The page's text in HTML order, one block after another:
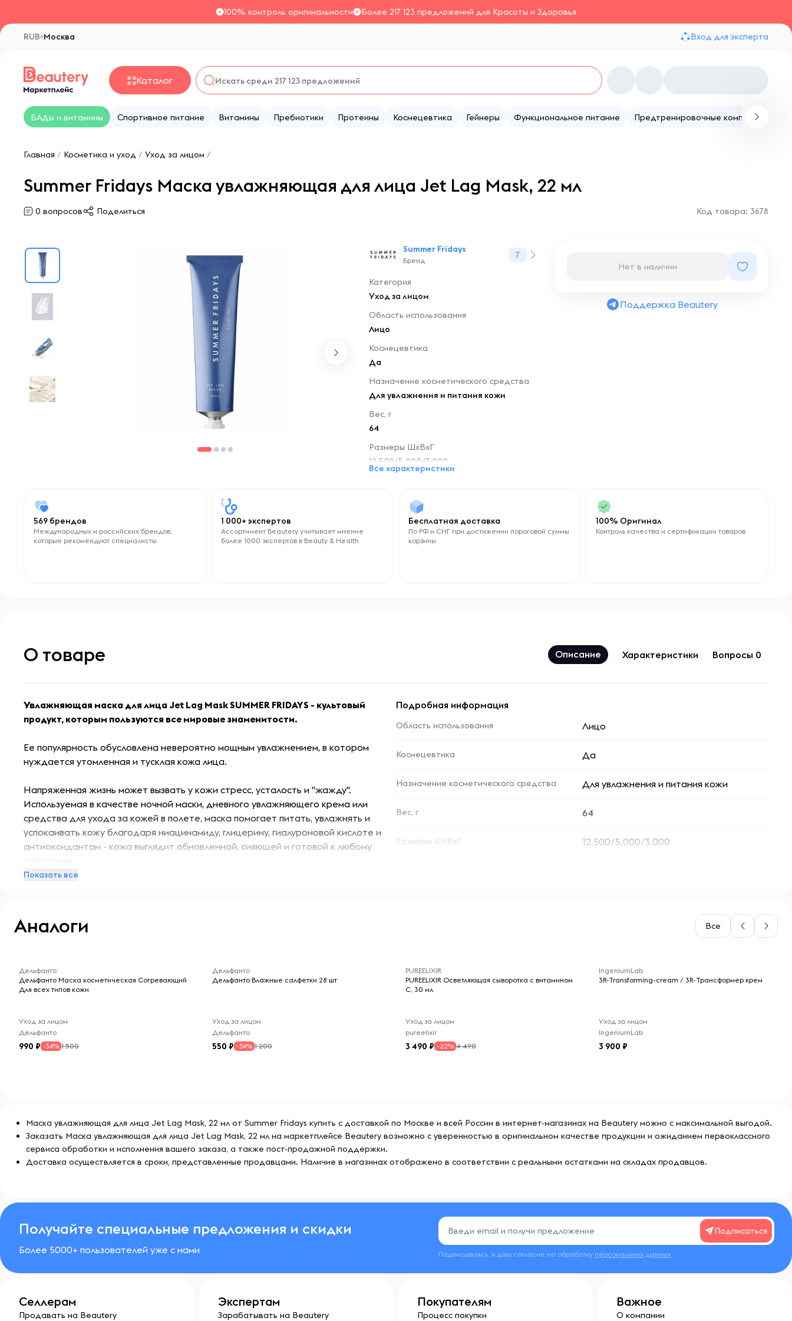
100% контроль оригинальности Более 217 123 предложений для Красоты и Здоровья
Москва
RUB Вход для эксперта
Каталог
БАДы и витамины Спортивное питание Витамины Пребиотики Протеины Космецевтика Гейнеры Функциональное питание Предтренировочные комплексы
Главная / Косметика и уход / Уход за лицом /
Summer Fridays Маска увлажняющая для лица Jet Lag Mask, 22 мл
0 вопросов Поделиться Код товара: 3678
Summer Fridays
Бренд
7
Категория
Уход за лицом
Область использования
Лицо
Космецевтика
Да
Назначение косметического средства
Для увлажнения и питания кожи
Вес, г
64
Размеры ШхВхГ
12.500/5.000/3.000
Все характеристики
Нет в наличии
Поддержка Beautery
569 брендов
Международных и российских брендов,
которые рекомендуют специалисты
1 000+ экспертов
Ассортимент Beautery учитывает мнение
более 1000 экспертов в Beauty & Health
Бесплатная доставка
По РФ и СНГ при достижении пороговой суммы
корзины
100% Оригинал
Контроль качества и сертификации товаров
О товаре Описание Характеристики Вопросы 0
Увлажняющая маска для лица Jet Lag Mask SUMMER FRIDAYS - культовый
продукт, которым пользуются все мировые знаменитости.
Ее популярность обусловлена невероятно мощным увлажнением, в котором
нуждается утомленная и тусклая кожа лица.
Напряженная жизнь может вызвать у кожи стресс, усталость и "жажду".
Используемая в качестве ночной маски, дневного увлажняющего крема или
средства для ухода за кожей в полете, маска помогает питать, увлажнять и
успокаивать кожу благодаря ниацинамиду, глицерину, гиалуроновой кислоте и
антиоксидантам - кожа выглядит обновленной, сияющей и готовой к любому
• 100% участников отметили увеличение увлажненности через 8 часов после
• 97% отметили, что их кожа стала мягче, более разглаженной через 8 часов
после нанесения.
• 94% отметили улучшение общей текстуры кожи через 8 часов после нанесения.
Эффект виден сразу же: тон кожи выровнен, нет признаков усталости и
Многогранный комплекс витамина В3, который помогает уменьшить появление
ГЛИЦЕРИН
обеспечивая устранение сухости на длительное время, что помогает коже
чувствовать себя мягкой и эластичной.
ГИАЛУРОНОВАЯ КИСЛОТА
Показать все
Подробная информация
Область использования Лицо
Космецевтика Да
Назначение косметического средства Для увлажнения и питания кожи
Вес, г 64
Размеры ШхВхГ 12.500/5.000/3.000
Аналоги Все
Дельфанто
Дельфанто Маска косметическая Согревающий
Для всех типов кожи
Уход за лицом
Дельфанто
990 -34% 1 500
Дельфанто
Дельфанто Влажные салфетки 28 шт
Уход за лицом
Дельфанто
550 -54% 1 200
PUREELIXIR
PUREELIXIR Осветляющая сыворотка с витамином
С, 30 мл
Уход за лицом
pureelixir
3 490 -22% 4 490
IngeniumLab
3R-Transforming-cream / 3R-Трансформер крем
Уход за лицом
IngeniumLab
3 900
Маска увлажняющая для лица Jet Lag Mask, 22 мл от Summer Fridays купить с доставкой по Москве и всей России в интернет-магазинах на Beautery можно с максимальной выгодой.
Заказать Маска увлажняющая для лица Jet Lag Mask, 22 мл на маркетплейсе Beautery возможно с уверенностью в оригинальном качестве продукции и ожиданием первоклассного
сервиса обработки и исполнения вашего заказа, а также пост-продажной поддержки.
Доставка осуществляется в сроки, представленные продавцами. Наличие в магазинах отображено в соответствии с реальными остатками на складах продавцов.
Получайте специальные предложения и скидки
Более 5000+ пользователей уже с нами
Подписаться
Подписываясь, я даю согласие на обработку персональных данных
Селлерам
Продавать на Beautery
Экспертам
Зарабатывать на Beautery
Покупателям
Процесс покупки
Важное
О компании